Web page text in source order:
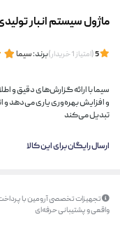
ماژول سیستم انبار
(امتیاز1خریدار)برند:سیما
سیما با ارائه گزارش‌های دقیق و
و افزایش بهره‌وری یاری می‌دهد و
تبدیل می‌کند
ارسال رایگان برای این کالا
تجهیزات تخصصی آرومین با پرداخت
واقعی و پشتیبانی حرفه‌ای